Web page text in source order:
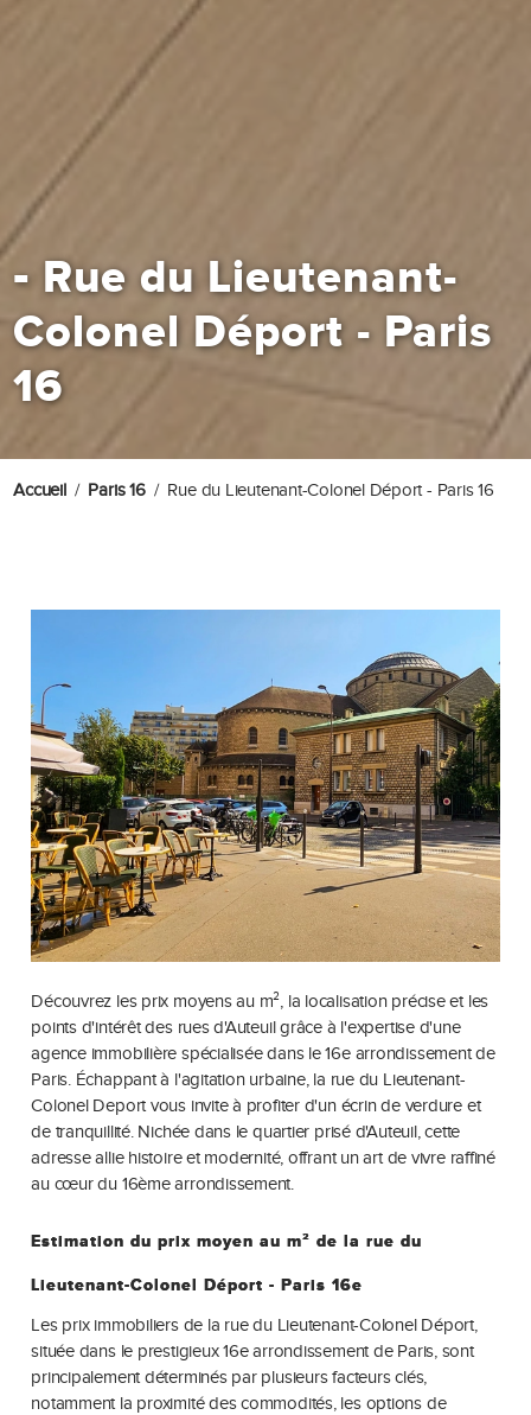
- Rue du Lieutenant-
Colonel Déport - Paris
16
Accueil Paris 16 Rue du Lieutenant-Colonel Déport - Paris 16
Découvrez les prix moyens au m², la localisation précise et les
points d'intérêt des rues d'Auteuil grâce à l'expertise d'une
agence immobilière spécialisée dans le 16e arrondissement de
Paris. Échappant à l'agitation urbaine, la rue du Lieutenant-
Colonel Deport vous invite à profiter d'un écrin de verdure et
de tranquillité. Nichée dans le quartier prisé d'Auteuil, cette
adresse allie histoire et modernité, offrant un art de vivre raffiné
au cœur du 16ème arrondissement.
Estimation du prix moyen au m² de la rue du
Lieutenant-Colonel Déport - Paris 16e
Les prix immobiliers de la rue du Lieutenant-Colonel Déport,
située dans le prestigieux 16e arrondissement de Paris, sont
principalement déterminés par plusieurs facteurs clés,
notamment la proximité des commodités, les options de